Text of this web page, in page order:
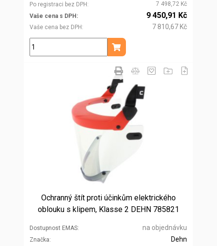
Po registraci bez DPH
7 498,72 Kč
Vaše cena s DPH
Vaše cena bez DPH
9 450,91 Kč
7 810,67 Kč
ks
Přidat do košíku
Ochranný štít proti účinkům elektrického
oblouku s klipem, Klasse 2 DEHN 785821
Dostupnost EMAS na objednávku
Značka
Dehn